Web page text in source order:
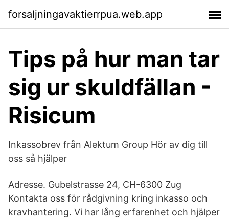
forsaljningavaktierrpua.web.app
Tips på hur man tar
sig ur skuldfällan -
Risicum
Inkassobrev från Alektum Group Hör av dig till
oss så hjälper
Adresse. Gubelstrasse 24, CH-6300 Zug
Kontakta oss för rådgivning kring inkasso och
kravhantering. Vi har lång erfarenhet och hjälper